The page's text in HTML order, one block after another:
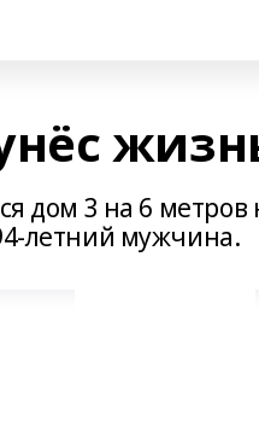
дом 3 на 6
летний мужчина.